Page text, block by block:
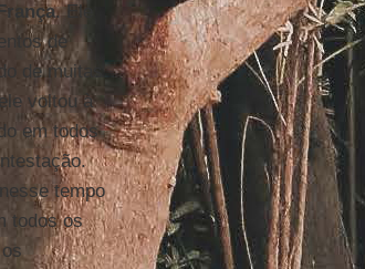
. Ele
de
de muitas
voltou à
em todos
tempo
todos os